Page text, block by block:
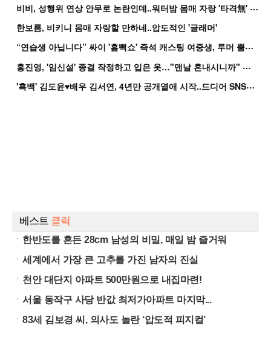
비
비, 성행위 연상 안무로 논란인데..워터밤 몸매 자랑 '타격無' 근황
한보름, 비키니 몸매 자랑할 만하네..압도적인 '글래머'
“
연습생 아닙니다” 싸이 '흠뻑쇼' 즉석 캐스팅 여중생, 루머 뿔났다[Oh!쎈 이...
홍
진영, '임신설' 종결 작정하고 입은 옷…"맨날 혼내시니까" 억울
'
흑백' 김도윤♥배우 김서연, 4년만 공개열애 시작..드디어 SNS에 노출 [핫피...